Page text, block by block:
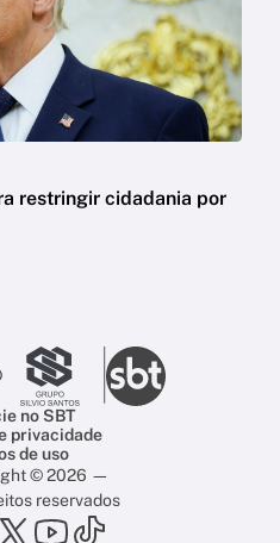
restringir cidadania por
no SBT
privacidade
de uso
© 2026 —
reservados